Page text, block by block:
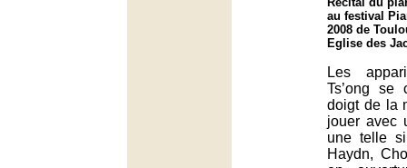
au festival
2008 de
Eglise des
Les
Ts’ong se
doigt de la
jouer avec
une telle
Haydn,